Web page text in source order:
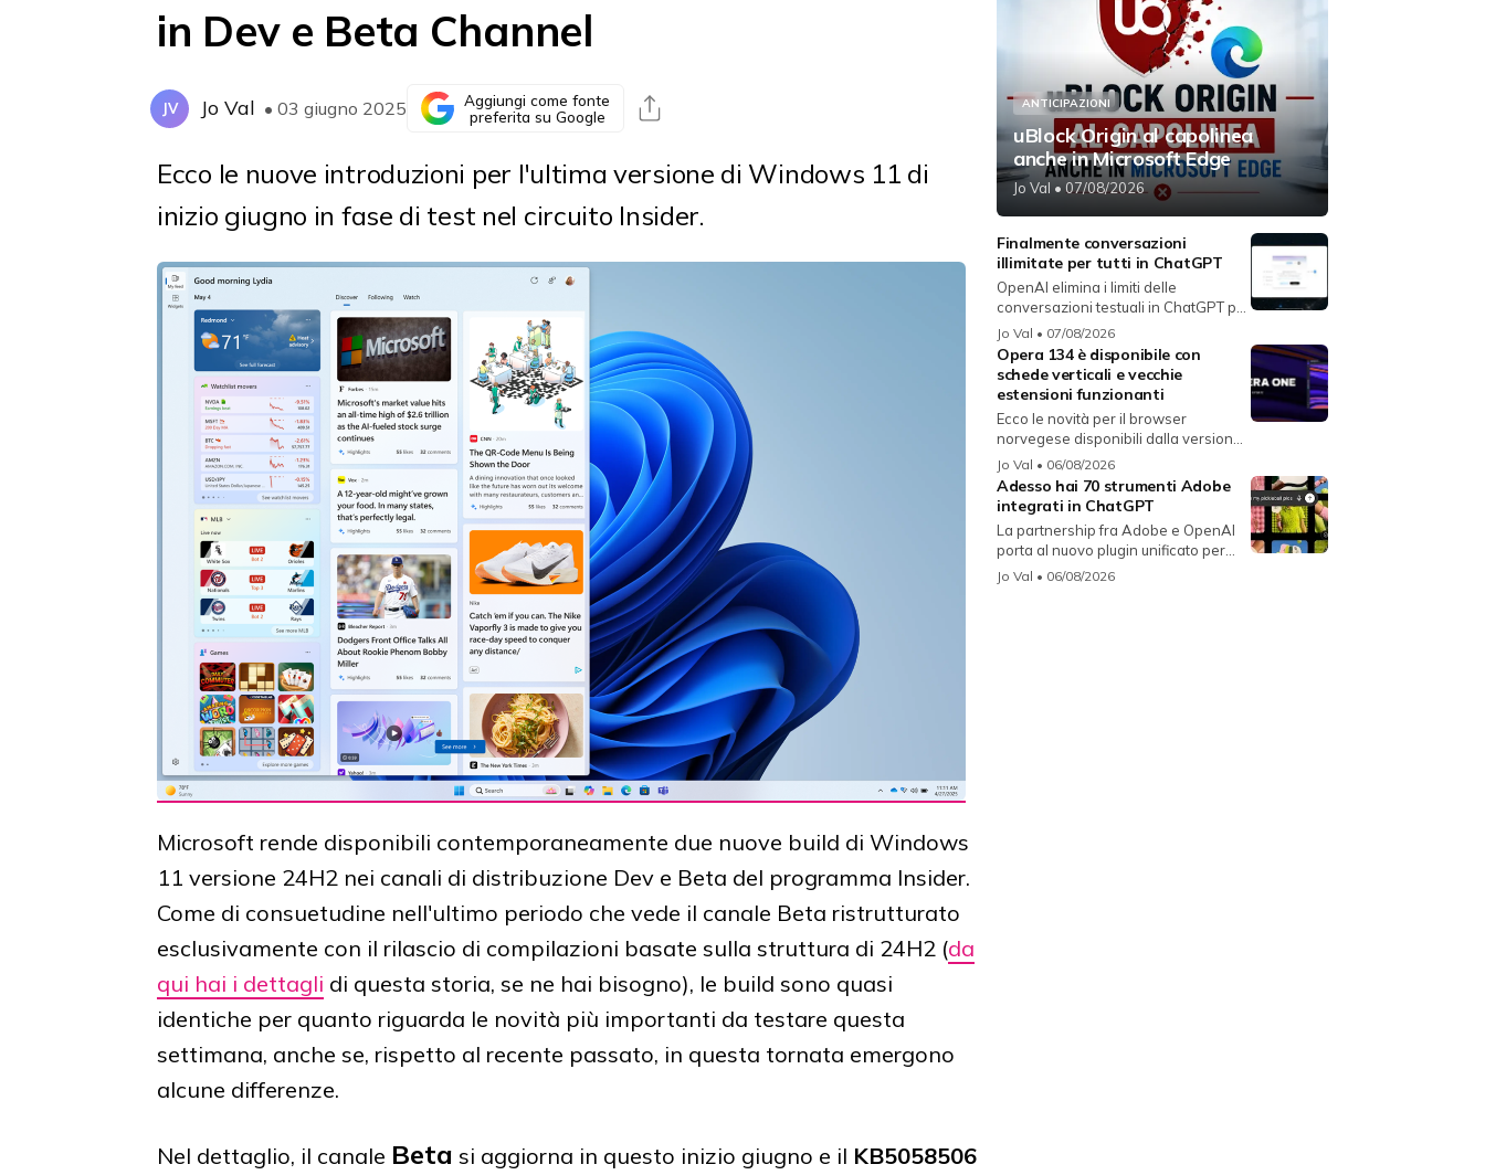
in Dev e Beta Channel
JV Jo Val • 03 giugno 2025
Aggiungi come fonte
preferita su Google
Ecco le nuove introduzioni per l'ultima versione di Windows 11 di
inizio giugno in fase di test nel circuito Insider.
Microsoft rende disponibili contemporaneamente due nuove build di Windows
11 versione 24H2 nei canali di distribuzione Dev e Beta del programma Insider.
Come di consuetudine nell'ultimo periodo che vede il canale Beta ristrutturato
esclusivamente con il rilascio di compilazioni basate sulla struttura di 24H2 (da
qui hai i dettagli di questa storia, se ne hai bisogno), le build sono quasi
identiche per quanto riguarda le novità più importanti da testare questa
settimana, anche se, rispetto al recente passato, in questa tornata emergono
alcune differenze.
Nel dettaglio, il canale Beta si aggiorna in questo inizio giugno e il KB5058506
ANTICIPAZIONI
uBlock Origin al capolinea
anche in Microsoft Edge
Jo Val • 07/08/2026
Finalmente conversazioni
illimitate per tutti in ChatGPT
OpenAI elimina i limiti delle
conversazioni testuali in ChatGPT per
i...
Jo Val • 07/08/2026
Opera 134 è disponibile con
schede verticali e vecchie
estensioni funzionanti
Ecco le novità per il browser
norvegese disponibili dalla versione
134...
Jo Val • 06/08/2026
Adesso hai 70 strumenti Adobe
integrati in ChatGPT
La partnership fra Adobe e OpenAI
porta al nuovo plugin unificato per...
Jo Val • 06/08/2026